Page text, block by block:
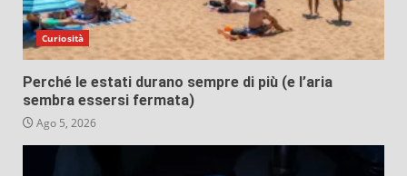
Curiosità
Perché le estati durano sempre di più (e l’aria
sembra essersi fermata)
Ago 5, 2026